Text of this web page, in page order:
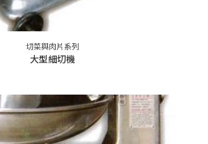
切菜與肉片系列
大型細切機